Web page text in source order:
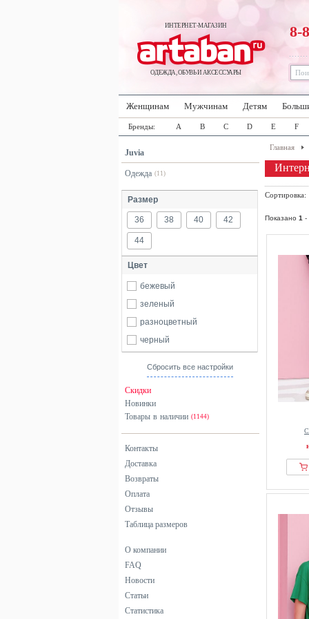
ИНТЕРНЕТ-МАГАЗИН
ОДЕЖДА, ОБУВЬ И АКСЕССУАРЫ
8-
Женщинам Мужчинам Детям
Бренды: A B C D E F
Juvia
Одежда (11)
Размер
36 38 40 42
44
Цвет
бежевый
зеленый
разноцветный
черный
Сбросить все настройки
Скидки
Новинки
Товары в наличии (1144)
Контакты
Доставка
Возвраты
Оплата
Отзывы
Таблица размеров
О компании
FAQ
Новости
Статьи
Статистика
Главная
Показано 1 -